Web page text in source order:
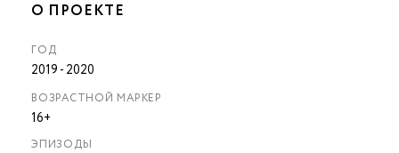
О ПРОЕКТЕ
ГОД
2019 - 2020
ВОЗРАСТНОЙ МАРКЕР
16+
ЭПИЗОДЫ